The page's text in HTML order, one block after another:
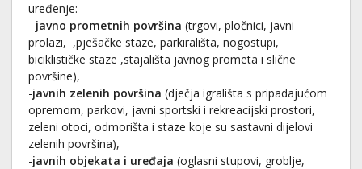
uređenje:
- javno prometnih površina (trgovi, pločnici, javni
prolazi, ,pješačke staze, parkirališta, nogostupi,
biciklističke staze ,stajališta javnog prometa i slične
površine),
-javnih zelenih površina (dječja igrališta s pripadajućom
opremom, parkovi, javni sportski i rekreacijski prostori,
zeleni otoci, odmorišta i staze koje su sastavni dijelovi
zelenih površina),
-javnih objekata i uređaja (oglasni stupovi, groblje,